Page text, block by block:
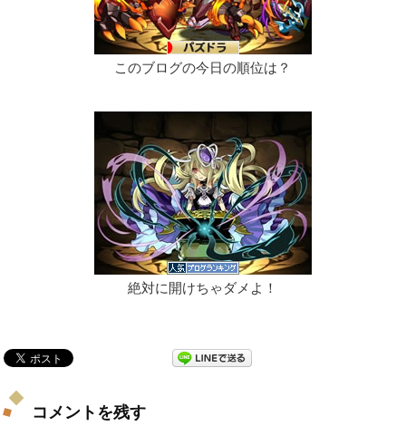
このブログの今日の順位は？
絶対に開けちゃダメよ！
コメントを残す